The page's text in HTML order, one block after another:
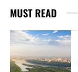
MUST READ